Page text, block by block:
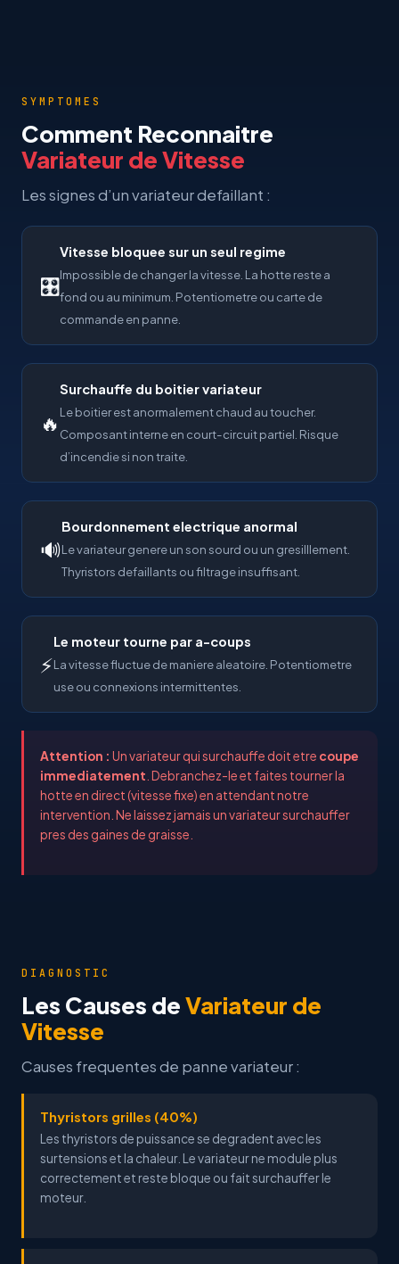
SYMPTOMES
Comment Reconnaitre
Variateur de Vitesse
Les signes d’un variateur defaillant :
🎛
Vitesse bloquee sur un seul regime
Impossible de changer la vitesse. La hotte reste a
fond ou au minimum. Potentiometre ou carte de
commande en panne.
🔥
Surchauffe du boitier variateur
Le boitier est anormalement chaud au toucher.
Composant interne en court-circuit partiel. Risque
d’incendie si non traite.
🔊
Bourdonnement electrique anormal
Le variateur genere un son sourd ou un gresilllement.
Thyristors defaillants ou filtrage insuffisant.
⚡
Le moteur tourne par a-coups
La vitesse fluctue de maniere aleatoire. Potentiometre
use ou connexions intermittentes.
Attention : Un variateur qui surchauffe doit etre coupe
immediatement . Debranchez-le et faites tourner la
hotte en direct (vitesse fixe) en attendant notre
intervention. Ne laissez jamais un variateur surchauffer
pres des gaines de graisse.
DIAGNOSTIC
Les Causes deVariateur de
Vitesse
Causes frequentes de panne variateur :
Thyristors grilles (40%)
Les thyristors de puissance se degradent avec les
surtensions et la chaleur. Le variateur ne module plus
correctement et reste bloque ou fait surchauffer le
moteur.